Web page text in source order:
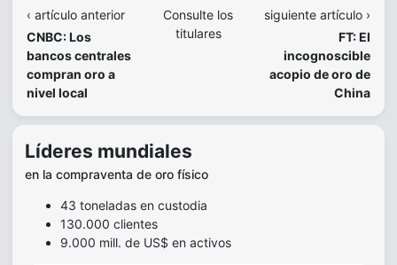
‹ artículo anterior
CNBC: Los
bancos centrales
compran oro a
nivel local
Consulte los
titulares
siguiente artículo ›
FT: El
incognoscible
acopio de oro de
China
Líderes mundiales
en la compraventa de oro físico
43 toneladas en custodia
130.000 clientes
9.000 mill. de US$ en activos